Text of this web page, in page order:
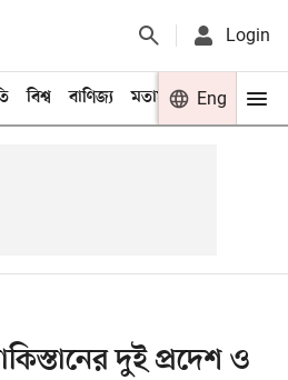
Login
বিশ্ব বাণিজ্য মতামত খেলা
Eng
দুই প্রদেশ ও